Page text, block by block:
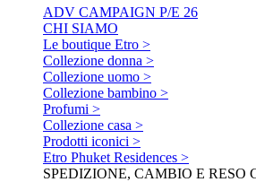
ADV CAMPAIGN P/E 26
CHI SIAMO
Le boutique Etro >
Collezione donna >
Collezione uomo >
Collezione bambino >
Profumi >
Collezione casa >
Prodotti iconici >
Etro Phuket Residences >
SPEDIZIONE, CAMBIO E RESO